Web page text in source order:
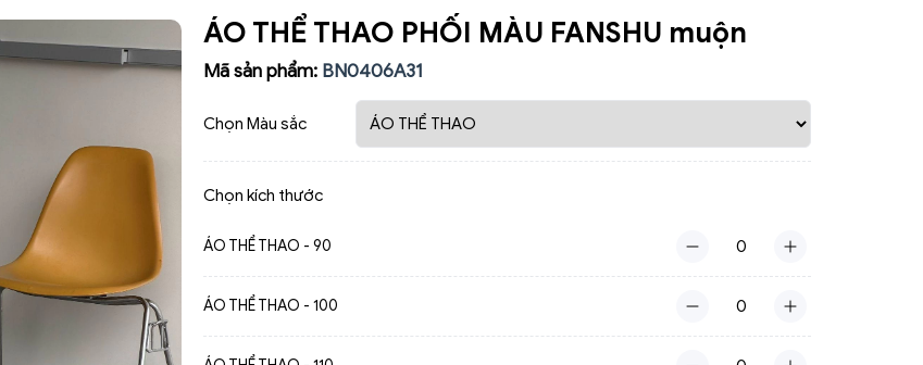
ÁO THỂ THAO PHỐI MÀU FANSHU muộn
Mã sản phẩm: BN0406A31
Chọn Màu sắc
Chọn kích thước
ÁO THỂ THAO - 90
ÁO THỂ THAO - 100